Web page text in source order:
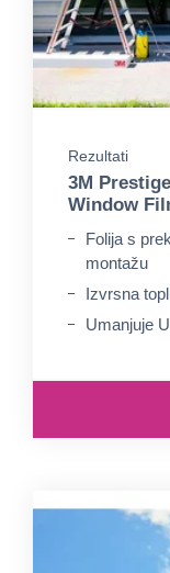
Rezultati
3M
Window
Folija s
montažu
Izvrsna
Umanjuje